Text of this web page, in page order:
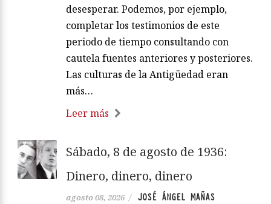
desesperar. Podemos, por ejemplo,
completar los testimonios de este
periodo de tiempo consultando con
cautela fuentes anteriores y posteriores.
Las culturas de la Antigüedad eran
más…
Leer más
Sábado, 8 de agosto de 1936:
Dinero, dinero, dinero
agosto 08, 2026 / JOSÉ ÁNGEL MAÑAS